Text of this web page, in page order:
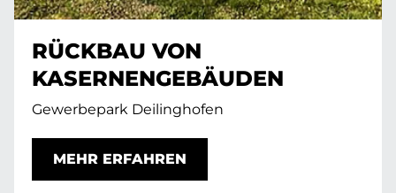
RÜCKBAU VON
KASERNENGEBÄUDEN
Gewerbepark Deilinghofen
MEHR ERFAHREN